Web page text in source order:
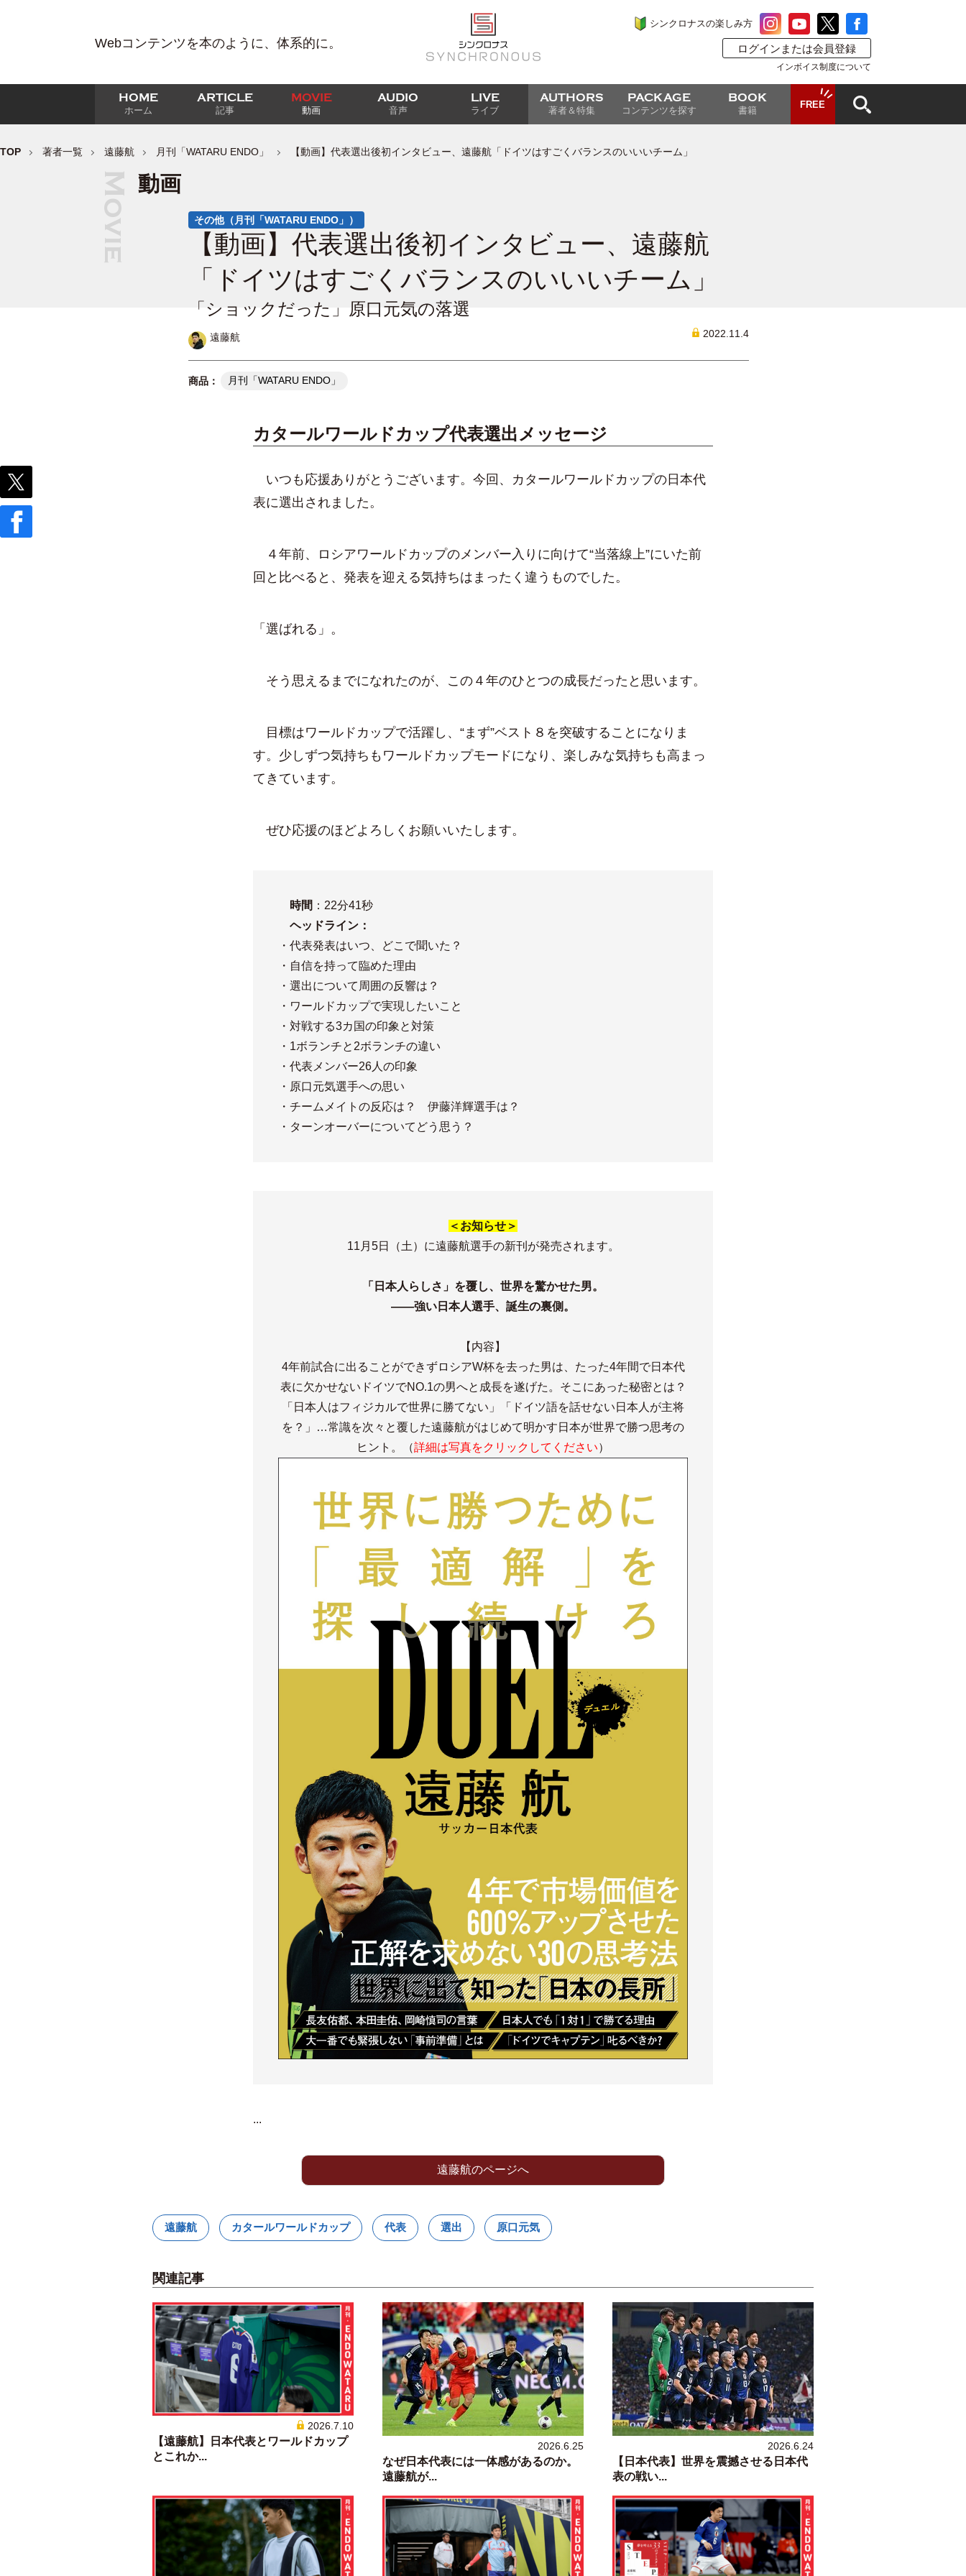
Webコンテンツを本のように、体系的に。
シンクロナスの楽しみ方
ログインまたは会員登録
インボイス制度について
HOME
ホーム
ARTICLE
記事
MOVIE
動画
AUDIO
音声
LIVE
ライブ
AUTHORS
著者＆特集
PACKAGE
コンテンツを探す
BOOK
書籍
FREE
TOP 著者一覧 遠藤航 月刊「WATARU ENDO」 【動画】代表選出後初インタビュー、遠藤航「ドイツはすごくバランスのいいいチーム」
動画
その他（月刊「WATARU ENDO」）
【動画】代表選出後初インタビュー、遠藤航
「ドイツはすごくバランスのいいいチーム」
「ショックだった」原口元気の落選
遠藤航 2022.11.4
月刊「WATARU ENDO」
カタールワールドカップ代表選出メッセージ
いつも応援ありがとうございます。今回、カタールワールドカップの日本代
表に選出されました。
４年前、ロシアワールドカップのメンバー入りに向けて“当落線上”にいた前
回と比べると、発表を迎える気持ちはまったく違うものでした。
「選ばれる」。
そう思えるまでになれたのが、この４年のひとつの成長だったと思います。
目標はワールドカップで活躍し、“まず”ベスト８を突破することになりま
す。少しずつ気持ちもワールドカップモードになり、楽しみな気持ちも高まっ
てきています。
ぜひ応援のほどよろしくお願いいたします。
時間 ：22分41秒
ヘッドライン：
・代表発表はいつ、どこで聞いた？
・自信を持って臨めた理由
・選出について周囲の反響は？
・ワールドカップで実現したいこと
・対戦する3カ国の印象と対策
・1ボランチと2ボランチの違い
・代表メンバー26人の印象
・原口元気選手への思い
・チームメイトの反応は？ 伊藤洋輝選手は？
・ターンオーバーについてどう思う？
＜お知らせ＞
11月5日（土）に遠藤航選手の新刊が発売されます。
「日本人らしさ」を覆し、世界を驚かせた男。
――強い日本人選手、誕生の裏側。
【内容】
4年前試合に出ることができずロシアW杯を去った男は、たった4年間で日本代
表に欠かせないドイツでNO.1の男へと成長を遂げた。そこにあった秘密とは？
「日本人はフィジカルで世界に勝てない」「ドイツ語を話せない日本人が主将
を？」…常識を次々と覆した遠藤航がはじめて明かす日本が世界で勝つ思考の
ヒント。（詳細は写真をクリックしてください）
...
遠藤航のページへ
遠藤航 カタールワールドカップ 代表 選出 原口元気
関連記事
2026.7.10
【遠藤航】日本代表とワールドカップ
とこれか...
2026.6.25
なぜ日本代表には一体感があるのか。
遠藤航が...
2026.6.24
【日本代表】世界を震撼させる日本代
表の戦い...